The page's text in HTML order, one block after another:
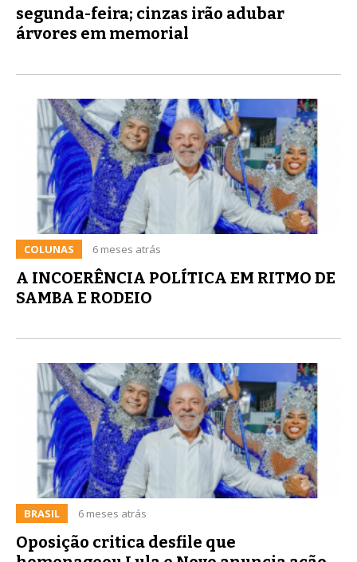
segunda-feira; cinzas irão adubar
árvores em memorial
COLUNAS 6 meses atrás
A INCOERÊNCIA POLÍTICA EM RITMO DE
SAMBA E RODEIO
BRASIL 6 meses atrás
Oposição critica desfile que